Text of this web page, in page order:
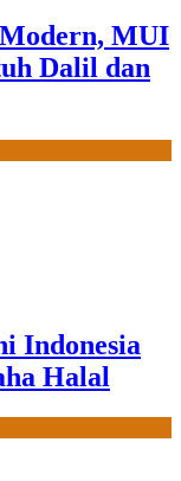
MUI
Dalil dan
Indonesia
Halal